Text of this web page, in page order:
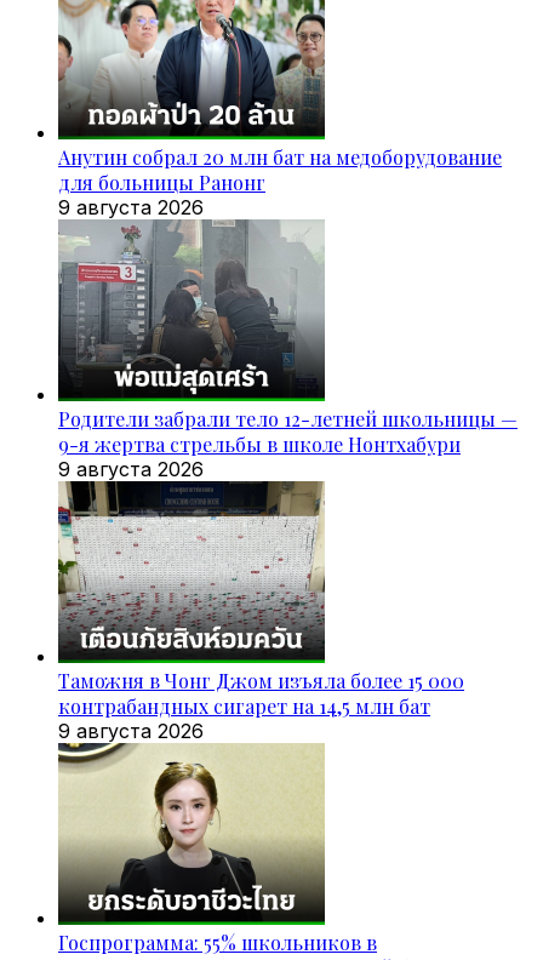
Анутин собрал 20 млн бат на медоборудование
для больницы Ранонг
9 августа 2026
Родители забрали тело 12-летней школьницы —
9-я жертва стрельбы в школе Нонтхабури
9 августа 2026
Таможня в Чонг Джом изъяла более 15 000
контрабандных сигарет на 14,5 млн бат
9 августа 2026
Госпрограмма: 55% школьников в